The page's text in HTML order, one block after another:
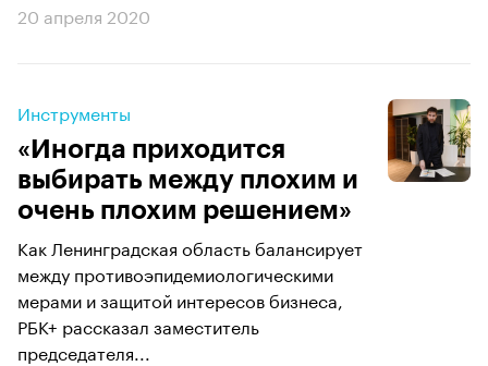
20 апреля 2020
Инструменты
«Иногда приходится
выбирать между плохим и
очень плохим решением»
Как Ленинградская область балансирует
между противоэпидемиологическими
мерами и защитой интересов бизнеса,
РБК+ рассказал заместитель
председателя...